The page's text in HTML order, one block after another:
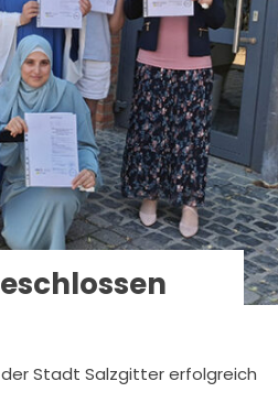
Stadt Salzgitter erfolgreich